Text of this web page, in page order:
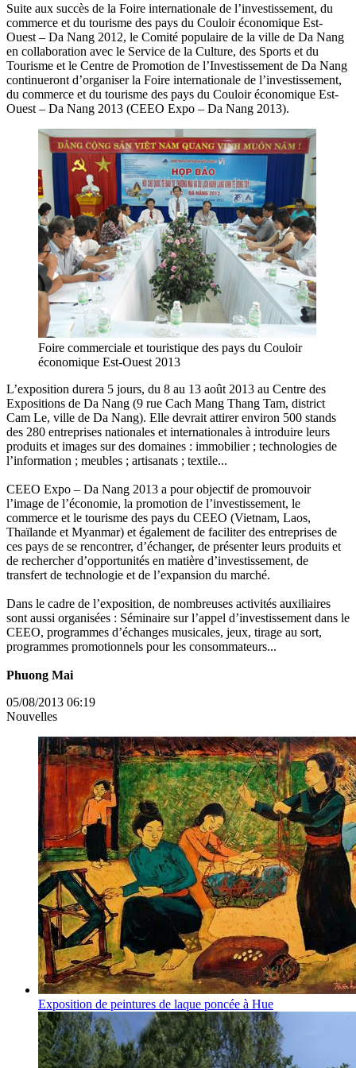
Suite aux succès de la Foire internationale de l’investissement, du
commerce et du tourisme des pays du Couloir économique Est-
Ouest – Da Nang 2012, le Comité populaire de la ville de Da Nang
en collaboration avec le Service de la Culture, des Sports et du
Tourisme et le Centre de Promotion de l’Investissement de Da Nang
continueront d’organiser la Foire internationale de l’investissement,
du commerce et du tourisme des pays du Couloir économique Est-
Ouest – Da Nang 2013 (CEEO Expo – Da Nang 2013).
Foire commerciale et touristique des pays du Couloir
économique Est-Ouest 2013
L’exposition durera 5 jours, du 8 au 13 août 2013 au Centre des
Expositions de Da Nang (9 rue Cach Mang Thang Tam, district
Cam Le, ville de Da Nang). Elle devrait attirer environ 500 stands
des 280 entreprises nationales et internationales à introduire leurs
produits et images sur des domaines : immobilier ; technologies de
l’information ; meubles ; artisanats ; textile...
CEEO Expo – Da Nang 2013 a pour objectif de promouvoir
l’image de l’économie, la promotion de l’investissement, le
commerce et le tourisme des pays du CEEO (Vietnam, Laos,
Thaïlande et Myanmar) et également de faciliter des entreprises de
ces pays de se rencontrer, d’échanger, de présenter leurs produits et
de rechercher d’opportunités en matière d’investissement, de
transfert de technologie et de l’expansion du marché.
Dans le cadre de l’exposition, de nombreuses activités auxiliaires
sont aussi organisées : Séminaire sur l’appel d’investissement dans le
CEEO, programmes d’échanges musicales, jeux, tirage au sort,
programmes promotionnels pour les consommateurs...
Phuong Mai
05/08/2013 06:19
Nouvelles
Exposition de peintures de laque poncée à Hue